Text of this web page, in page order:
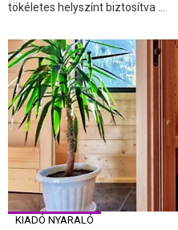
tökéletes helyszínt biztosítva ...
KIADÓ NYARALÓ